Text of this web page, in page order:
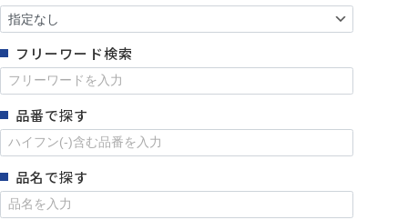
フリーワード検索
品番で探す
品名で探す